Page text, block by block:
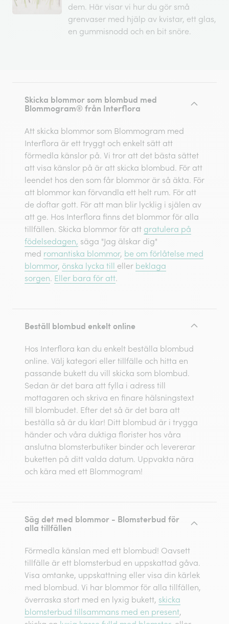
dem. Här visar vi hur du gör små
grenvaser med hjälp av kvistar, ett glas,
en gummisnodd och en bit snöre.
Skicka blommor som blombud med
Blommogram® från Interflora
Att skicka blommor som Blommogram med
Interflora är ett tryggt och enkelt sätt att
förmedla känslor på. Vi tror att det bästa sättet
att visa känslor på är att skicka blombud. För att
leendet hos den som får blommor är så äkta. För
att blommor kan förvandla ett helt rum. För att
de doftar gott. För att man blir lycklig i själen av
att ge. Hos Interflora finns det blommor för alla
tillfällen. Skicka blommor för att gratulera på
födelsedagen, säga "Jag älskar dig"
med romantiska blommor, be om förlåtelse med
blommor, önska lycka till eller beklaga
sorgen. Eller bara för att.
Beställ blombud enkelt online
Hos Interflora kan du enkelt beställa blombud
online. Välj kategori eller tillfälle och hitta en
passande bukett du vill skicka som blombud.
Sedan är det bara att fylla i adress till
mottagaren och skriva en finare hälsningstext
till blombudet. Efter det så är det bara att
beställa så är du klar! Ditt blombud är i trygga
händer och våra duktiga florister hos våra
anslutna blomsterbutiker binder och levererar
buketten på ditt valda datum. Uppvakta nära
och kära med ett Blommogram!
Säg det med blommor - Blomsterbud för
alla tillfällen
Förmedla känslan med ett blombud! Oavsett
tillfälle är ett blomsterbud en uppskattad gåva.
Visa omtanke, uppskattning eller visa din kärlek
med blombud. Vi har blommor för alla tillfällen,
överraska stort med en lyxig bukett, skicka
blomsterbud tillsammans med en present,